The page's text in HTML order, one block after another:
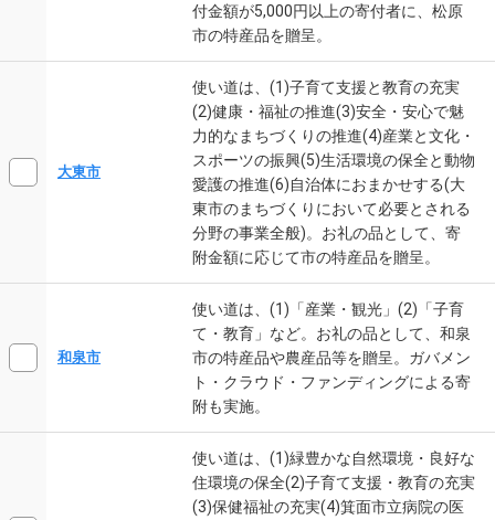
付金額が5,000円以上の寄付者に、松原
市の特産品を贈呈。
大東市
使い道は、(1)子育て支援と教育の充実
(2)健康・福祉の推進(3)安全・安心で魅
力的なまちづくりの推進(4)産業と文化・
スポーツの振興(5)生活環境の保全と動物
愛護の推進(6)自治体におまかせする(大
東市のまちづくりにおいて必要とされる
分野の事業全般)。お礼の品として、寄
附金額に応じて市の特産品を贈呈。
和泉市
使い道は、(1)「産業・観光」(2)「子育
て・教育」など。お礼の品として、和泉
市の特産品や農産品等を贈呈。ガバメン
ト・クラウド・ファンディングによる寄
附も実施。
使い道は、(1)緑豊かな自然環境・良好な
住環境の保全(2)子育て支援・教育の充実
(3)保健福祉の充実(4)箕面市立病院の医